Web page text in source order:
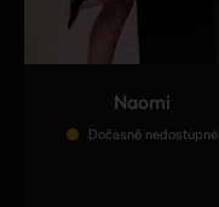
Naomi
Dočasně nedostupné